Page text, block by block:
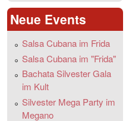
Neue Events
Salsa Cubana im Frida
Salsa Cubana im "Frida"
Bachata Silvester Gala
im Kult
Silvester Mega Party im
Megano